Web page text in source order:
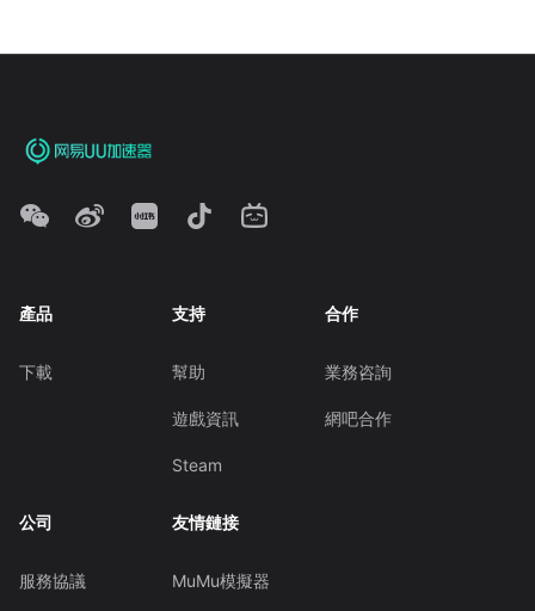
產品
下載
支持
幫助
遊戲資訊
Steam
合作
業務咨詢
網吧合作
公司
服務協議
友情鏈接
MuMu模擬器